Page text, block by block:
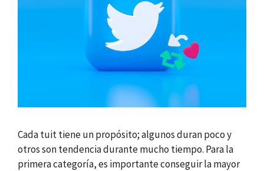
Cada tuit tiene un propósito; algunos duran poco y
otros son tendencia durante mucho tiempo. Para la
primera categoría, es importante conseguir la mayor